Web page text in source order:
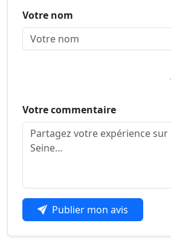
Votre nom
Votre commentaire
Publier mon avis